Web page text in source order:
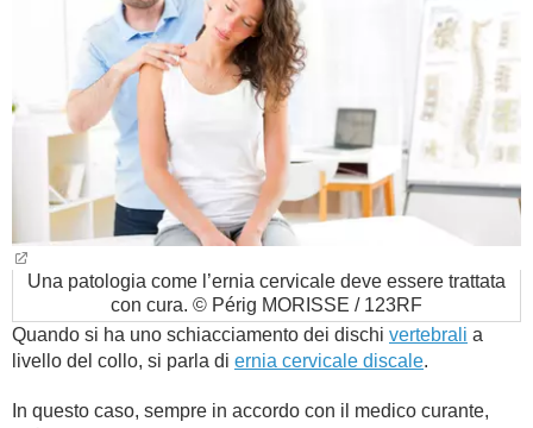
Una patologia come l’ernia cervicale deve essere trattata
con cura. © Périg MORISSE / 123RF
Quando si ha uno schiacciamento dei dischi vertebrali a
livello del collo, si parla di ernia cervicale discale.
In questo caso, sempre in accordo con il medico curante,